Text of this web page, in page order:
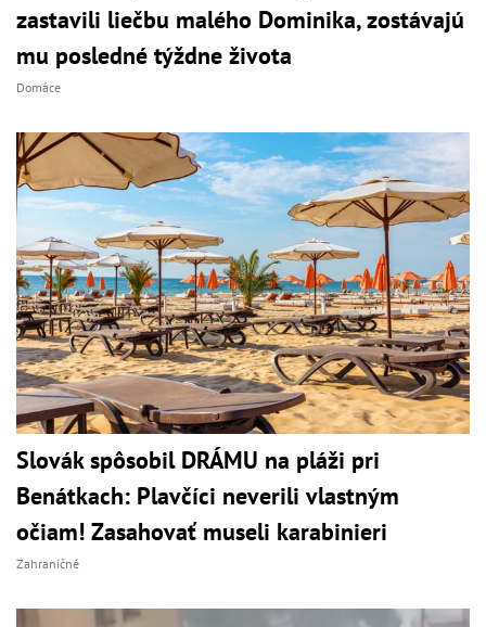
zastavili liečbu malého Dominika, zostávajú
mu posledné týždne života
Domáce
Slovák spôsobil DRÁMU na pláži pri
Benátkach: Plavčíci neverili vlastným
očiam! Zasahovať museli karabinieri
Zahraničné